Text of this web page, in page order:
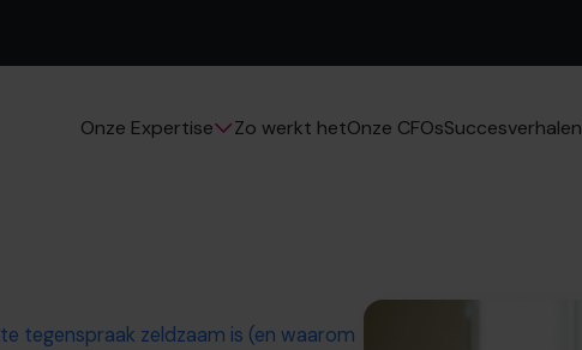
Onze Expertise Zo werkt hetOnze CFOsSuccesverhalen
tegenspraak zeldzaam is (en waarom